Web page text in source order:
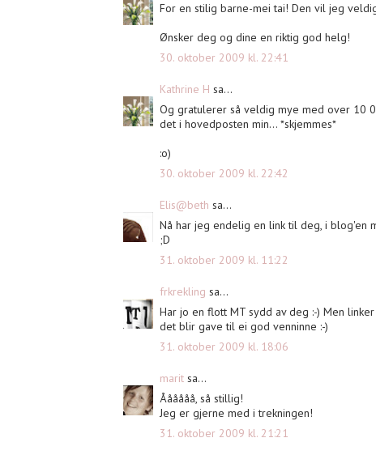
For en stilig barne-mei tai! Den vil jeg
Ønsker deg og dine en riktig god helg!
30. oktober 2009 kl. 22:41
Kathrine H sa...
Og gratulerer så veldig mye med over 10
det i hovedposten min... *skjemmes*
:o)
30. oktober 2009 kl. 22:42
Elis@beth sa...
Nå har jeg endelig en link til deg, i blog'en
;D
31. oktober 2009 kl. 11:22
frkrekling sa...
Har jo en flott MT sydd av deg :-) Men
det blir gave til ei god venninne :-)
31. oktober 2009 kl. 18:06
marit sa...
Åååååå, så stillig!
Jeg er gjerne med i trekningen!
31. oktober 2009 kl. 21:21